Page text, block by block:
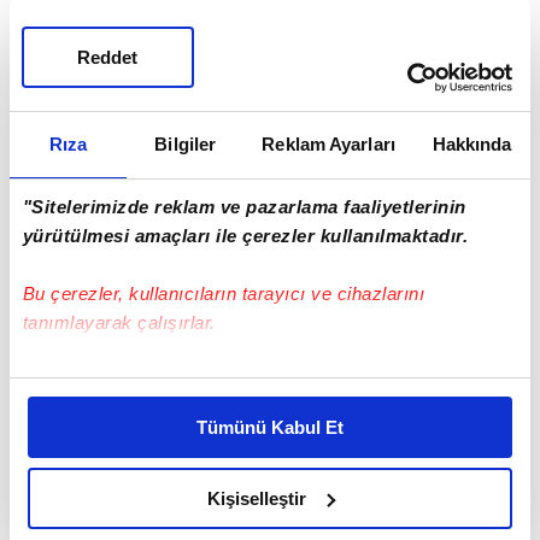
Rıza Bilgiler Reklam Ayarları Hakkında
"Sitelerimizde reklam ve pazarlama faaliyetlerinin
yürütülmesi amaçları ile çerezler kullanılmaktadır.
Bu çerezler, kullanıcıların tarayıcı ve cihazlarını
tanımlayarak çalışırlar.
Bu çerezlere izin vermeniz halinde sizlere özel
daha iyi reklam deneyimi yaşatabiliriz. Bunu yaparken
amacımızın size daha iyi bir reklam deneyimi sunmak
olduğunu ve sizlere en iyi içerikleri sunabilmek adına
elimizden gelen çabayı gösterdiğimizi ve bu noktada,
Tümünü Kabul Et
Kişiselleştir
Reddet